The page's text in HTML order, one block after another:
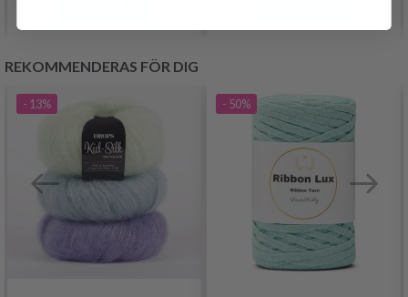
REKOMMENDERAS FÖR DIG
- 13% - 50%